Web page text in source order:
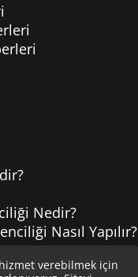
Nedir?
Nasıl Yapılır?
Açılır?
verebilmek için